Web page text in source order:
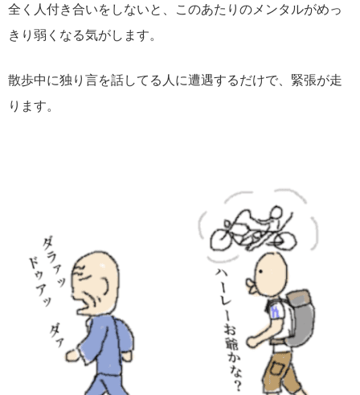
全く人付き合いをしないと、このあたりのメンタルがめっ
きり弱くなる気がします。
散歩中に独り言を話してる人に遭遇するだけで、緊張が走
ります。